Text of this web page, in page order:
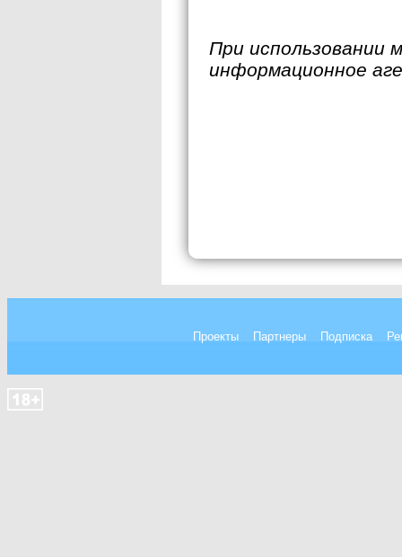
При использовании
информационное
Проекты Партнеры Подписка